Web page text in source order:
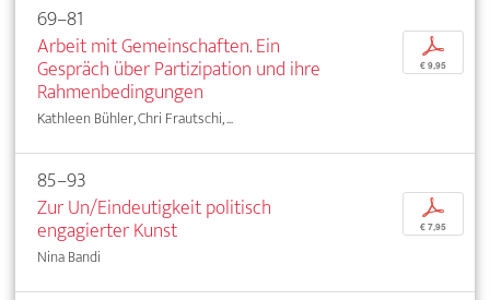
69–81
Arbeit mit Gemeinschaften. Ein
Gespräch über Partizipation und ihre
Rahmenbedingungen
Kathleen Bühler, Chri Frautschi, ...
p
€ 9,95
85–93
Zur Un/Eindeutigkeit politisch
engagierter Kunst
Nina Bandi
p
€ 7,95